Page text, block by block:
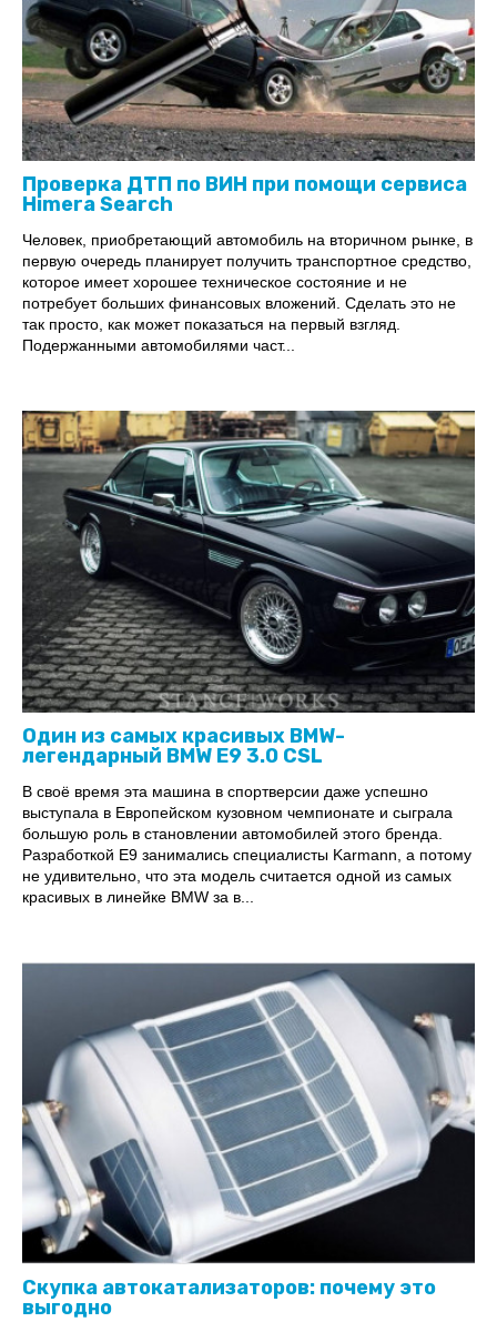
Проверка ДТП по ВИН при помощи сервиса
Himera Search
Человек, приобретающий автомобиль на вторичном рынке, в
первую очередь планирует получить транспортное средство,
которое имеет хорошее техническое состояние и не
потребует больших финансовых вложений. Сделать это не
так просто, как может показаться на первый взгляд.
Подержанными автомобилями част...
Один из самых красивых BMW-
легендарный BMW E9 3.0 CSL
В своё время эта машина в спортверсии даже успешно
выступала в Европейском кузовном чемпионате и сыграла
большую роль в становлении автомобилей этого бренда.
Разработкой E9 занимались специалисты Karmann, а потому
не удивительно, что эта модель считается одной из самых
красивых в линейке BMW за в...
Скупка автокатализаторов: почему это
выгодно